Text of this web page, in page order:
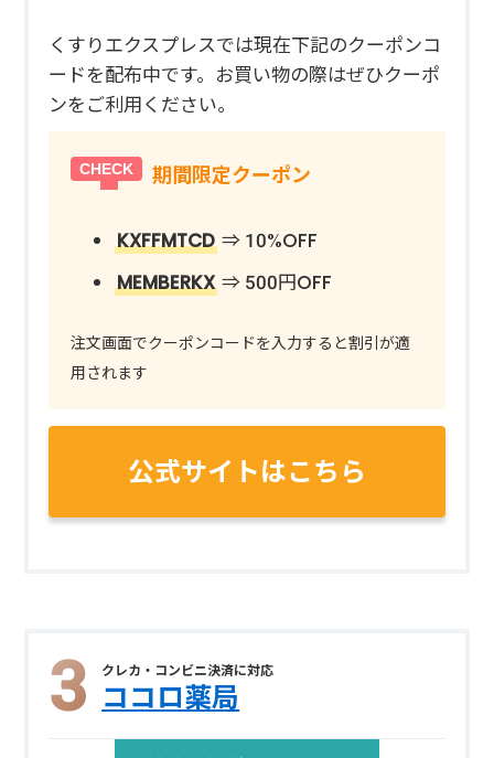
くすりエクスプレスでは現在下記のクーポンコ
ードを配布中です。お買い物の際はぜひクーポ
ンをご利用ください。
期間限定クーポン
KXFFMTCD ⇒ 10%OFF
MEMBERKX ⇒ 500円OFF
注文画面でクーポンコードを入力すると割引が適
用されます
公式サイトはこちら
クレカ・コンビニ決済に対応
ココロ薬局